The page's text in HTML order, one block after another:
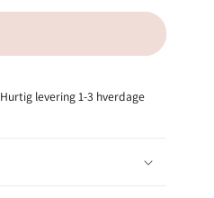
Hurtig levering 1-3 hverdage